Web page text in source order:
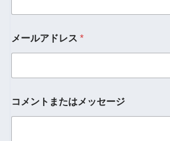
メールアドレス *
名
前
コメントまたはメッセージ